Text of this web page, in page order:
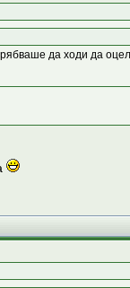
да ходи да